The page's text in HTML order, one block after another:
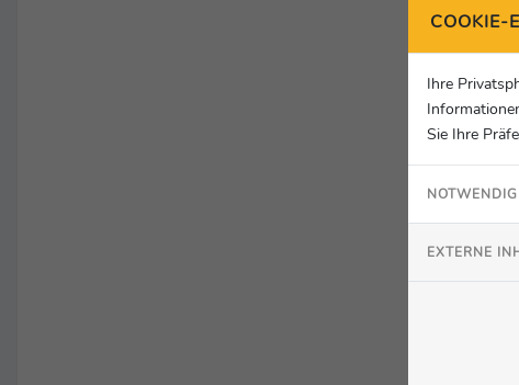
COOKIE-
Ihre
Sie Ihre
EXTERNE